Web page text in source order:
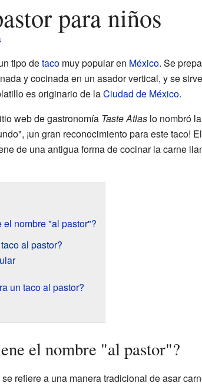
para niños
tipo detacomuy popular en México. Se
y cocinada en un asador vertical, y se
es originario de laCiudad de México.
web de gastronomía Taste Atlaslo nombró la
¡un gran reconocimiento para este taco! El
de una antigua forma de cocinar la carne
nombre "al pastor"?
al pastor?
un taco al pastor?
el nombre "al pastor"?
refiere a una manera tradicional de asar